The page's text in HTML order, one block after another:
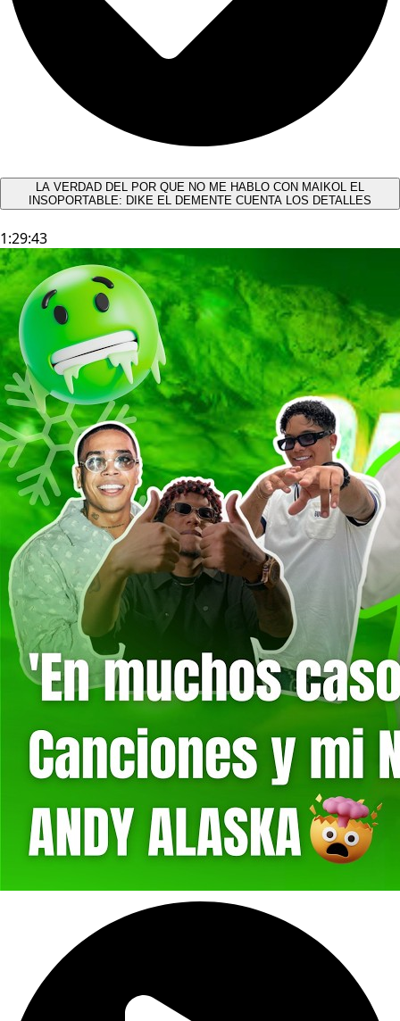
LA VERDAD DEL POR QUE NO ME HABLO CON MAIKOL EL
INSOPORTABLE: DIKE EL DEMENTE CUENTA LOS DETALLES
1:29:43